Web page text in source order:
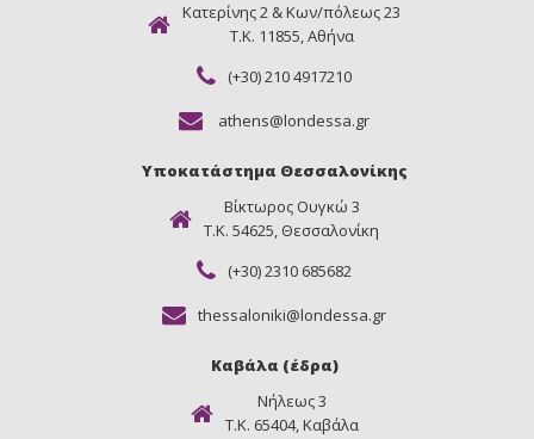
Κατερίνης 2 & Κων/πόλεως 23
Τ.Κ. 11855, Αθήνα
(+30) 210 4917210
athens@londessa.gr
Υποκατάστημα Θεσσαλονίκης
Βίκτωρος Ουγκώ 3
Τ.Κ. 54625, Θεσσαλονίκη
(+30) 2310 685682
thessaloniki@londessa.gr
Καβάλα (έδρα)
Νήλεως 3
Τ.Κ. 65404, Καβάλα